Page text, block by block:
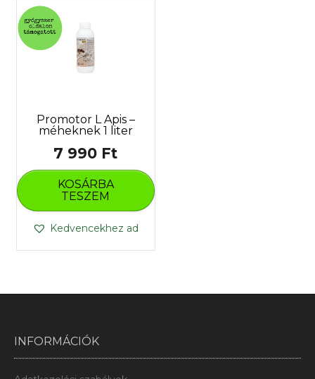
Promotor L Apis –
méheknek 1 liter
7 990 Ft
KOSÁRBA
TESZEM
Kedvencekhez ad
INFORMÁCIÓK